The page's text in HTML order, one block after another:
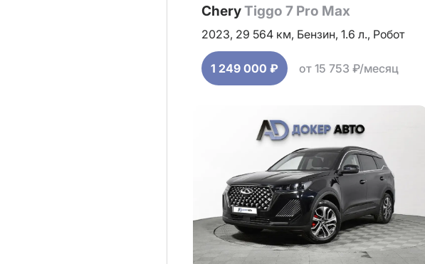
CheryTiggo 7 Pro Max
2023, 29 564 км, Бензин, 1.6 л., Робот
1 249 000 ₽ от 15 753 ₽/месяц